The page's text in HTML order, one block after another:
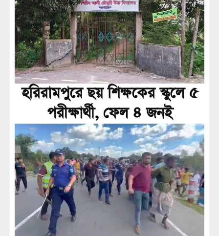
হরিরামপুরে ছয় শিক্ষকের স্কুলে ৫
পরীক্ষার্থী, ফেল ৪ জনই